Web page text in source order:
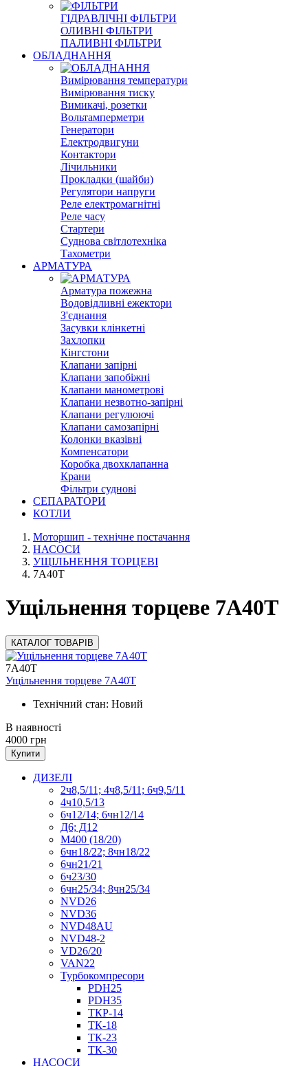
ГІДРАВЛІЧНІ ФІЛЬТРИ
ОЛИВНІ ФІЛЬТРИ
ПАЛИВНІ ФІЛЬТРИ
ОБЛАДНАННЯ
Вимірювання температури
Вимірювання тиску
Вимикачі, розетки
Вольтамперметри
Генератори
Електродвигуни
Контактори
Лічильники
Прокладки (шайби)
Регулятори напруги
Реле електромагнітні
Реле часу
Стартери
Суднова світлотехніка
Тахометри
АРМАТУРА
Арматура пожежна
Водовідливні ежектори
З'єднання
Засувки клінкетні
Захлопки
Кінгстони
Клапани запірні
Клапани запобіжні
Клапани манометрові
Клапани незвотно-запірні
Клапани регулюючі
Клапани самозапірні
Колонки вказівні
Компенсатори
Коробка двохклапанна
Крани
Фільтри суднові
СЕПАРАТОРИ
КОТЛИ
Моторшип - технічне постачання
НАСОСИ
УЩІЛЬНЕННЯ ТОРЦЕВІ
7А40Т
Ущільнення торцеве 7А40Т
КАТАЛОГ ТОВАРІВ
7А40Т
Ущільнення торцеве 7А40Т
Технічний стан: Новий
В наявності
4000 грн
Купити
ДИЗЕЛІ
2ч8,5/11; 4ч8,5/11; 6ч9,5/11
4ч10,5/13
6ч12/14; 6чн12/14
Д6; Д12
М400 (18/20)
6чн18/22; 8чн18/22
6чн21/21
6ч23/30
6чн25/34; 8чн25/34
NVD26
NVD36
NVD48AU
NVD48-2
VD26/20
VAN22
Турбокомпресори
PDH25
PDH35
ТКР-14
ТК-18
ТК-23
ТК-30
НАСОСИ